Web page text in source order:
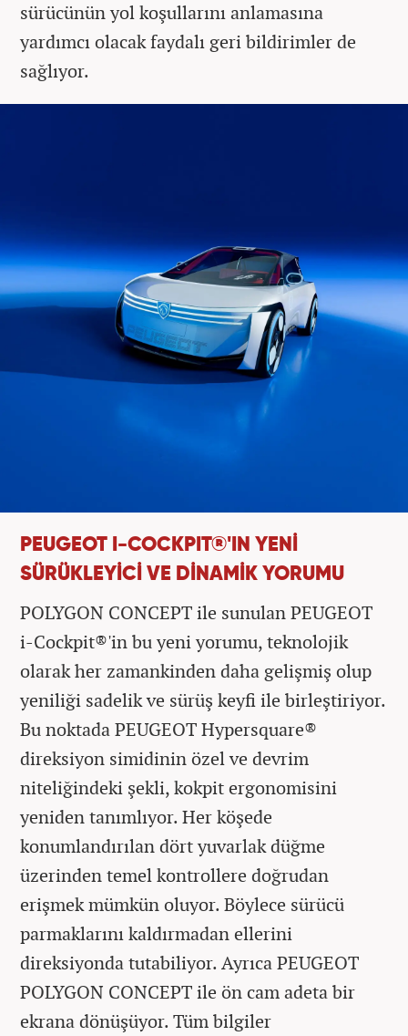
sürücünün yol koşullarını anlamasına
yardımcı olacak faydalı geri bildirimler de
sağlıyor.
PEUGEOT I-COCKPIT®'IN YENİ
SÜRÜKLEYİCİ VE DİNAMİK YORUMU
POLYGON CONCEPT ile sunulan PEUGEOT
i-Cockpit®'in bu yeni yorumu, teknolojik
olarak her zamankinden daha gelişmiş olup
yeniliği sadelik ve sürüş keyfi ile birleştiriyor.
Bu noktada PEUGEOT Hypersquare®
direksiyon simidinin özel ve devrim
niteliğindeki şekli, kokpit ergonomisini
yeniden tanımlıyor. Her köşede
konumlandırılan dört yuvarlak düğme
üzerinden temel kontrollere doğrudan
erişmek mümkün oluyor. Böylece sürücü
parmaklarını kaldırmadan ellerini
direksiyonda tutabiliyor. Ayrıca PEUGEOT
POLYGON CONCEPT ile ön cam adeta bir
ekrana dönüşüyor. Tüm bilgiler